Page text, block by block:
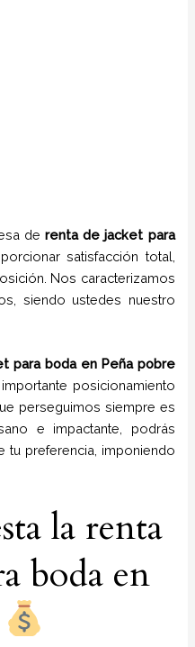
derenta de jacket para
satisfacción total,
Nos caracterizamos
siendo ustedes nuestro
para boda en Peña pobre
posicionamiento
perseguimos siempre es
e impactante, podrás
preferencia, imponiendo
la renta
boda en